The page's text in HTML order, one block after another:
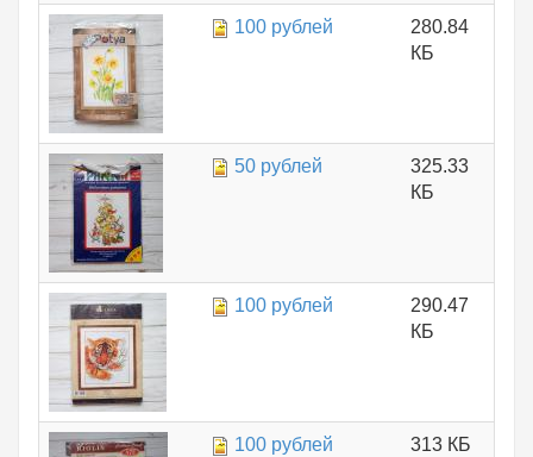
100 рублей
280.84
КБ
50 рублей
325.33
КБ
100 рублей
290.47
КБ
100 рублей 313 КБ